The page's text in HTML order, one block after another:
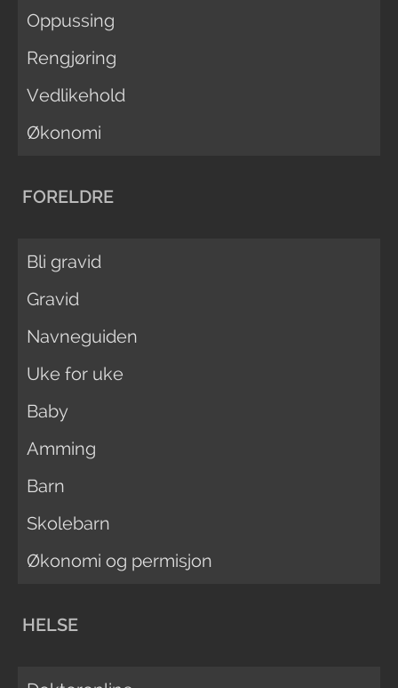
Oppussing
Rengjøring
Vedlikehold
Økonomi
FORELDRE
Bli gravid
Gravid
Navneguiden
Uke for uke
Baby
Amming
Barn
Skolebarn
Økonomi og permisjon
HELSE